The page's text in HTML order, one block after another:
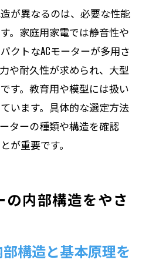
が異なるのは、必要な性能
。家庭用家電では静音性や
クトなACモーターが多用さ
や耐久性が求められ、大型
す。教育用や模型には扱い
います。具体的な選定方法
ターの種類や構造を確認
が重要です。
内部構造をやさ
構造と基本原理を